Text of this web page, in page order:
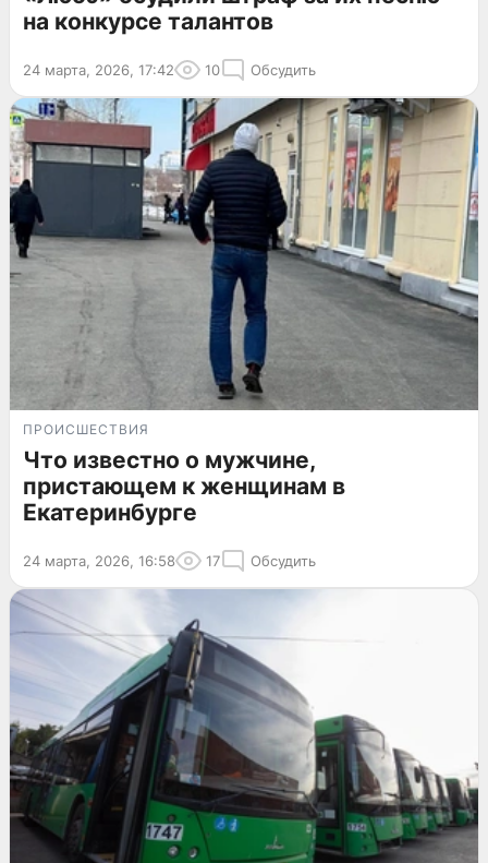
на конкурсе талантов
24 марта, 2026, 17:42 10 Обсудить
ПРОИСШЕСТВИЯ
Что известно о мужчине,
пристающем к женщинам в
Екатеринбурге
24 марта, 2026, 16:58 17 Обсудить